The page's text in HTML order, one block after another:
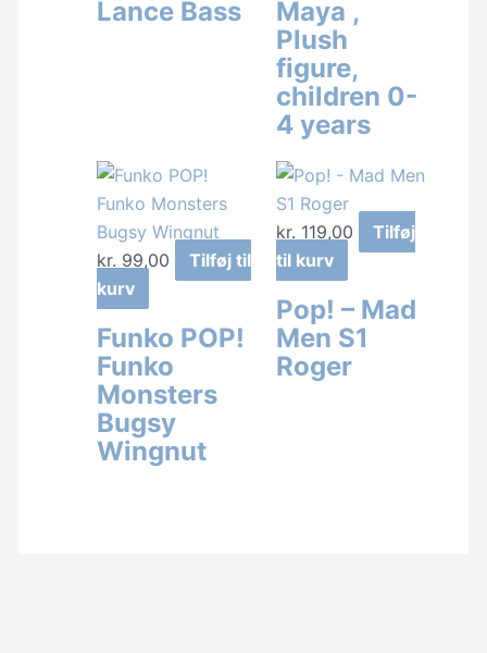
Lance Bass
Maya ,
Plush
figure,
children 0-
4 years
kr. 99,00
Tilføj til
kurv
Funko POP!
Funko
Monsters
Bugsy
Wingnut
kr. 119,00
Tilføj
til kurv
Pop! – Mad
Men S1
Roger